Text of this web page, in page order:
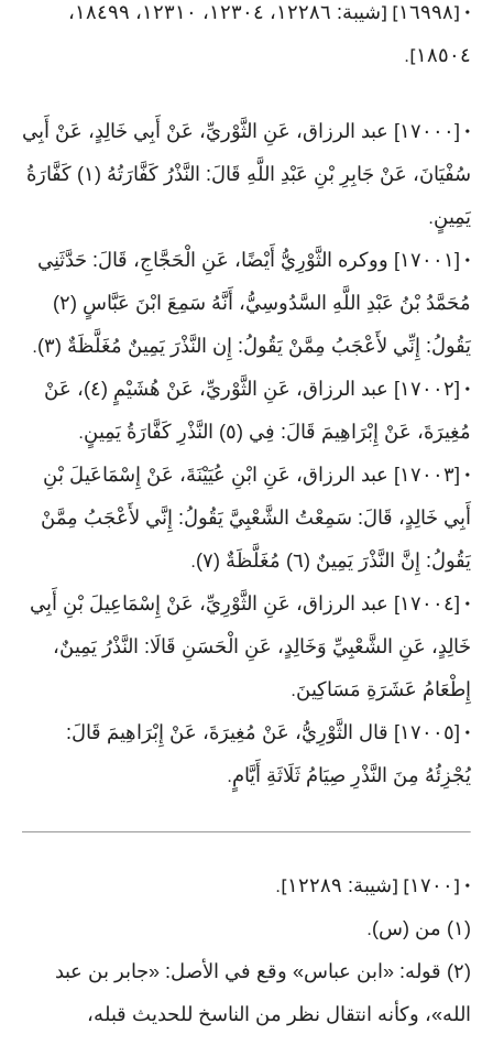
• [١٦٩٩٨] [
شيبة: ١٢٢٨٦، ١٢٣٠٤، ١٢٣١٠، ١٨٤٩٩،
١٨٥٠٤].
•
[١٧٠٠٠] عبد الرزاق، عَنِ الثَّوْريِّ، عَنْ أَبِي خَالِدٍ، عَنْ أَبِي
سُفْيَانَ، عَنْ جَابِرِ بْنِ عَبْدِ اللَّهِ قَالَ: النَّذْرُ كَفَّارَتُهُ (١) كَفَّارَةُ
يَمِينٍ.
•
[١٧٠٠١] ووكره الثَّوْرِيُّ أَيْضًا، عَنِ الْحَجَّاجِ، قَالَ: حَدَّثَنِي
مُحَمَّدُ بْنُ عَبْدِ اللَّهِ السَّدُوسِيُّ، أَنَّهُ سَمِعَ ابْنَ عَبَّاسٍ (٢)
يَقُولُ: إِنِّي لأَعْجَبُ مِمَّنْ يَقُولُ: إِن النَّذْرَ يَمِينٌ مُغَلَّظَةٌ (٣)
.
•
[١٧٠٠٢] عبد الرزاق، عَنِ الثَّوْريِّ، عَنْ هُشَيْمٍ (٤)، عَنْ
مُغِيرَةَ، عَنْ إِبْرَاهِيمَ قَالَ: فِي (٥) النَّذْرِ كَفَّارَةُ يَمِينٍ
.
•
[١٧٠٠٣] عبد الرزاق، عَنِ ابْنِ عُيَيْنَةَ، عَنْ إِسْمَاعَيلَ بْنِ
أَبِي خَالِدٍ، قَالَ: سَمِعْتُ الشَّعْبِيَّ يَقُولُ: إِنَّي لأَعْجَبُ مِمَّنْ
يَقُولُ: إِنَّ النَّذْرَ يَمِينٌ (٦) مُغَلَّظَةٌ (٧)
.
•
[١٧٠٠٤] عبد الرزاق، عَنِ الثَّوْرِيِّ، عَنْ إِسْمَاعِيلَ بْنِ أَبِي
خَالِدٍ، عَنِ الشَّعْبِيِّ وَخَالِدٍ، عَنِ الْحَسَنِ قَالَا: النَّذْرُ يَمِينٌ،
إِطْعَامُ عَشَرَةِ مَسَاكِينَ.
•
[١٧٠٠٥] قال الثَّوْرِيُّ، عَنْ مُغِيرَةَ، عَنْ إِبْرَاهِيمَ قَالَ:
يُجْزِئُهُ مِنَ النَّذْرِ صِيَامُ ثَلَاثَةِ أَيَّامٍ.
• [ ١٧٠٠] [شيبة: ١٢٢٨٩ ].
(١) من (س) .
(٢) قوله: «ابن عباس» وقع في الأصل: «جابر بن عبد
الله»، وكأنه انتقال نظر من الناسخ للحديث قبله،